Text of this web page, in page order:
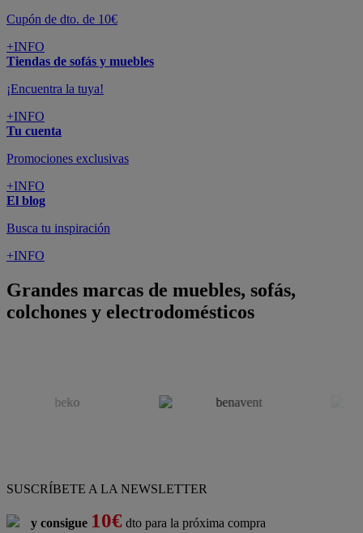
Cupón de dto. de 10€
+INFO
Tiendas de sofás y muebles
¡Encuentra la tuya!
+INFO
Tu cuenta
Promociones exclusivas
+INFO
El blog
Busca tu inspiración
+INFO
Grandes marcas de muebles, sofás,
colchones y electrodomésticos
SUSCRÍBETE A LA NEWSLETTER
y consigue 10€ dto para la próxima compra